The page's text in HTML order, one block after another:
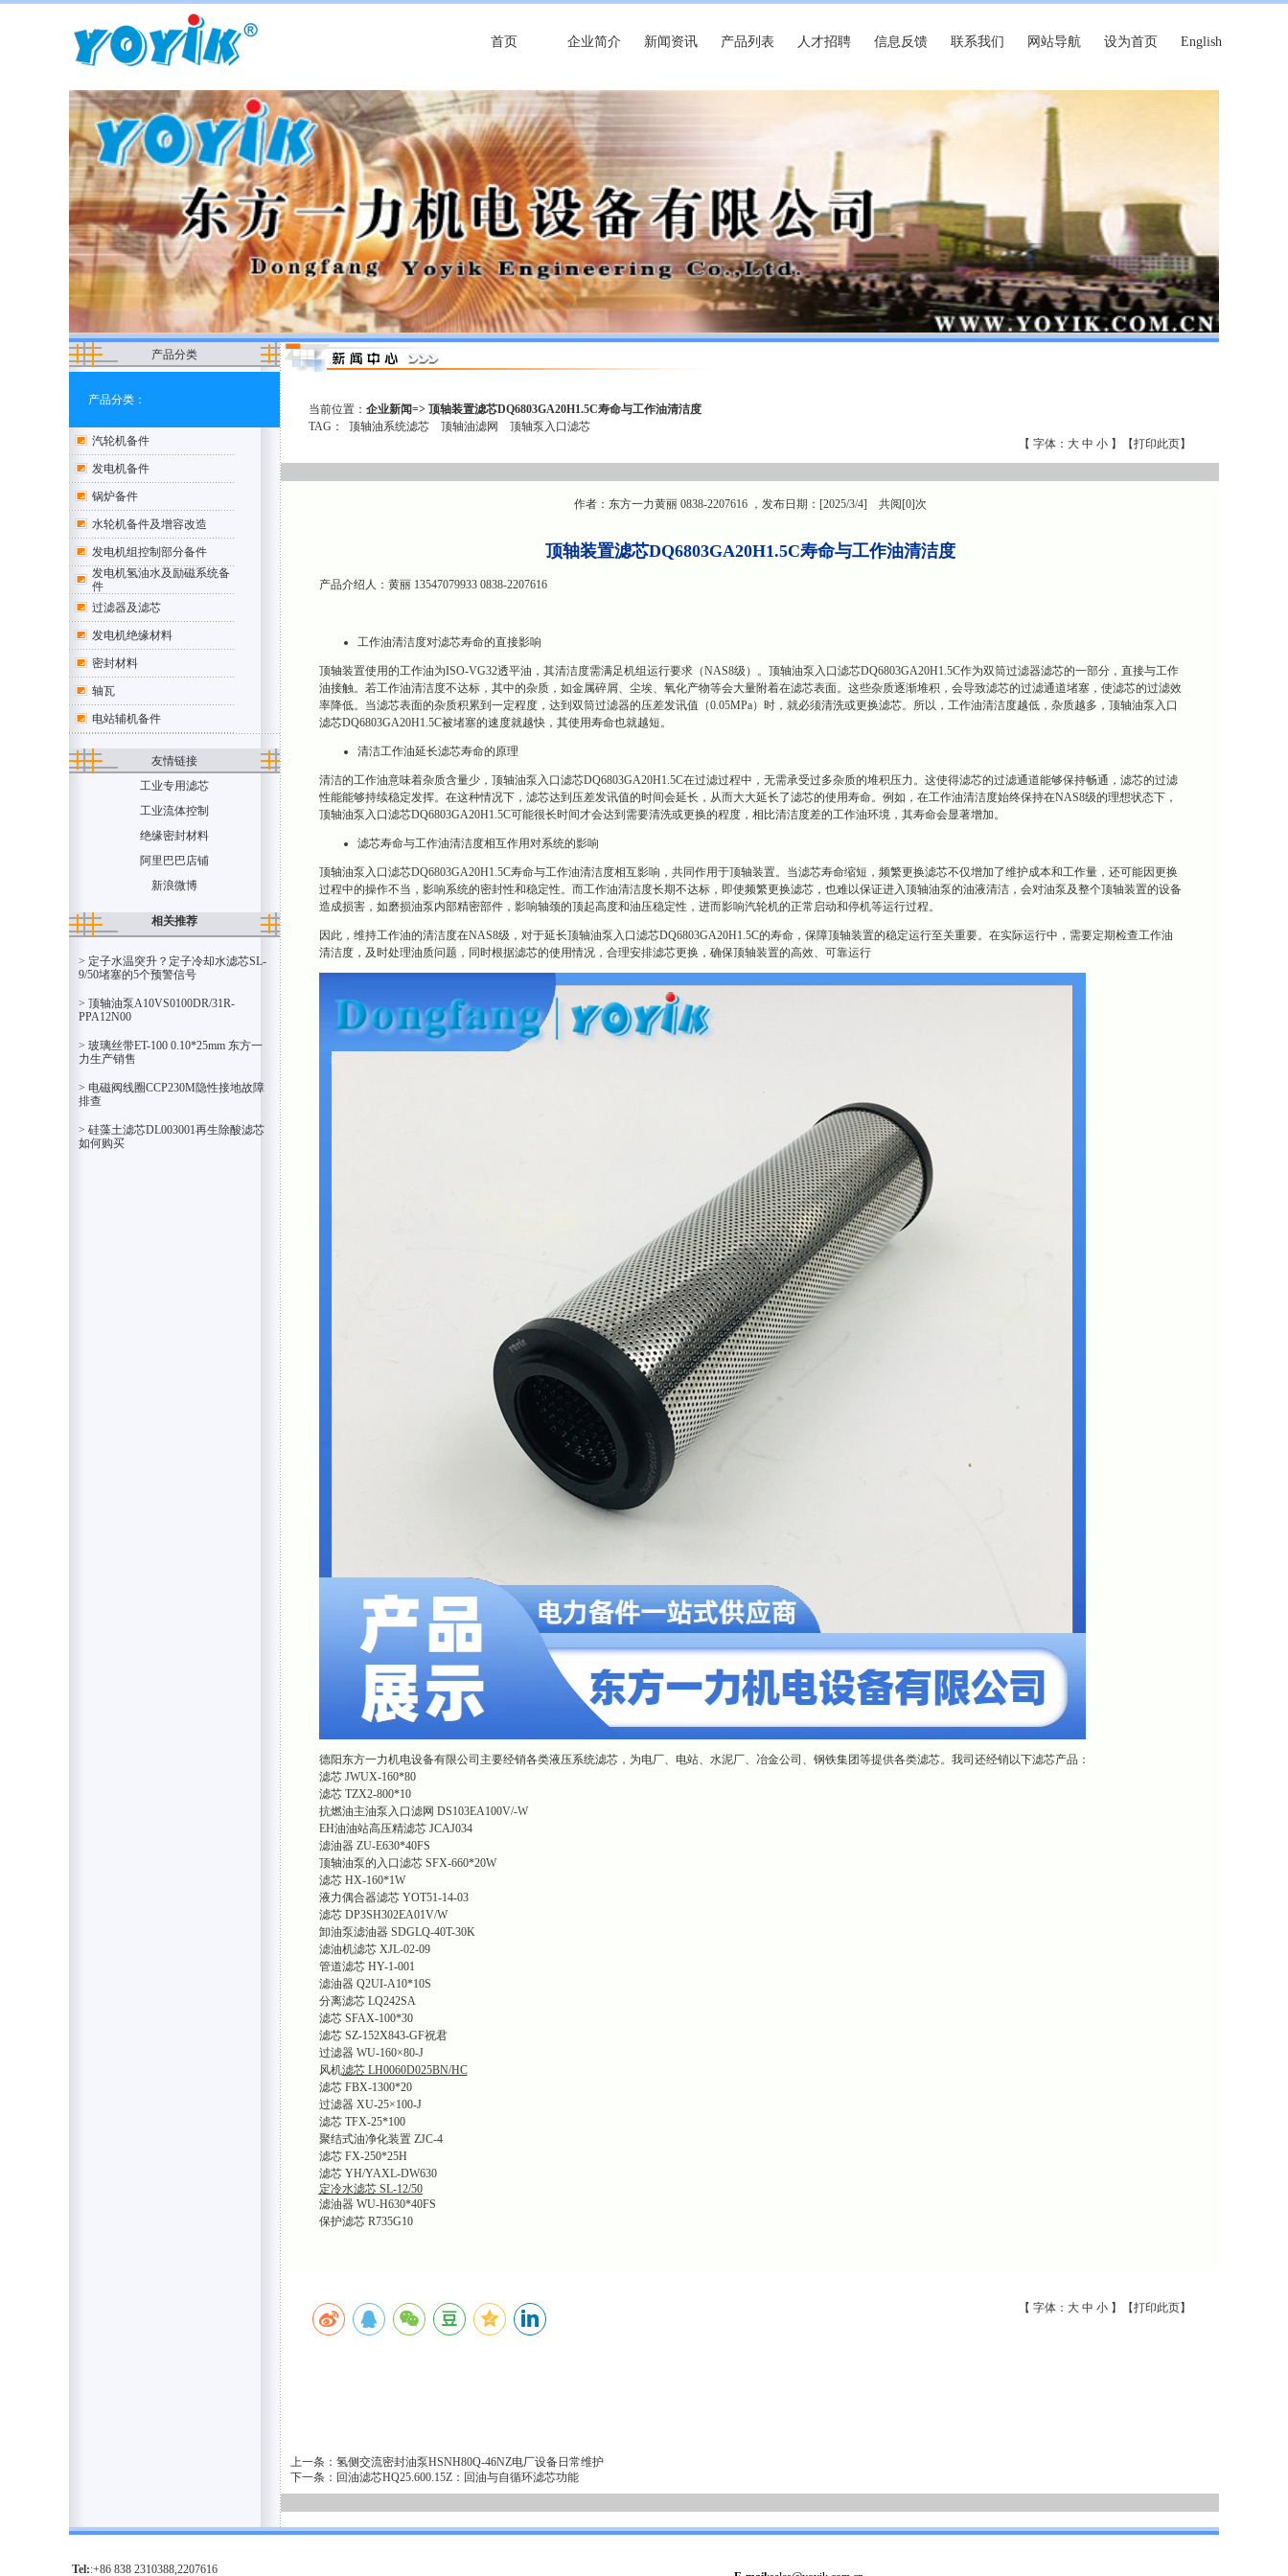
首页 企业简介 新闻资讯 产品列表 人才招聘 信息反馈 联系我们 网站导航 设为首页 English
产品分类
产品分类：
汽轮机备件
发电机备件
锅炉备件
水轮机备件及增容改造
发电机组控制部分备件
发电机氢油水及励磁系统备
件
过滤器及滤芯
发电机绝缘材料
密封材料
轴瓦
电站辅机备件
友情链接
工业专用滤芯
工业流体控制
绝缘密封材料
阿里巴巴店铺
新浪微博
相关推荐
> 定子水温突升？定子冷却水滤芯SL-
9/50堵塞的5个预警信号
> 顶轴油泵A10VS0100DR/31R-
PPA12N00
> 玻璃丝带ET-100 0.10*25mm 东方一
力生产销售
> 电磁阀线圈CCP230M隐性接地故障
排查
> 硅藻土滤芯DL003001再生除酸滤芯
如何购买
当前位置：企业新闻=> 顶轴装置滤芯DQ6803GA20H1.5C寿命与工作油清洁度
TAG：顶轴油系统滤芯 顶轴油滤网
顶轴泵入口滤芯
【 字体： 大 中 小】【打印此页】
作者：东方一力黄丽 0838-2207616 ，发布日期：[2025/3/4] 共阅[0]次
顶轴装置滤芯DQ6803GA20H1.5C寿命与工作油清洁度
产品介绍人：黄丽 13547079933 0838-2207616
工作油清洁度对滤芯寿命的直接影响
顶轴装置使用的工作油为ISO-VG32透平油，其清洁度需满足机组运行要求（NAS8级）。顶轴油泵入口滤芯DQ6803GA20H1.5C作为双筒过滤器滤芯的一部分，直接与工作
油接触。若工作油清洁度不达标，其中的杂质，如金属碎屑、尘埃、氧化产物等会大量附着在滤芯表面。这些杂质逐渐堆积，会导致滤芯的过滤通道堵塞，使滤芯的过滤效
率降低。当滤芯表面的杂质积累到一定程度，达到双筒过滤器的压差发讯值（0.05MPa）时，就必须清洗或更换滤芯。所以，工作油清洁度越低，杂质越多，顶轴油泵入口
滤芯DQ6803GA20H1.5C被堵塞的速度就越快，其使用寿命也就越短。
清洁工作油延长滤芯寿命的原理
清洁的工作油意味着杂质含量少，顶轴油泵入口滤芯DQ6803GA20H1.5C在过滤过程中，无需承受过多杂质的堆积压力。这使得滤芯的过滤通道能够保持畅通，滤芯的过滤
性能能够持续稳定发挥。在这种情况下，滤芯达到压差发讯值的时间会延长，从而大大延长了滤芯的使用寿命。例如，在工作油清洁度始终保持在NAS8级的理想状态下，
顶轴油泵入口滤芯DQ6803GA20H1.5C可能很长时间才会达到需要清洗或更换的程度，相比清洁度差的工作油环境，其寿命会显著增加。
滤芯寿命与工作油清洁度相互作用对系统的影响
顶轴油泵入口滤芯DQ6803GA20H1.5C寿命与工作油清洁度相互影响，共同作用于顶轴装置。当滤芯寿命缩短，频繁更换滤芯不仅增加了维护成本和工作量，还可能因更换
过程中的操作不当，影响系统的密封性和稳定性。而工作油清洁度长期不达标，即使频繁更换滤芯，也难以保证进入顶轴油泵的油液清洁，会对油泵及整个顶轴装置的设备
造成损害，如磨损油泵内部精密部件，影响轴颈的顶起高度和油压稳定性，进而影响汽轮机的正常启动和停机等运行过程。
因此，维持工作油的清洁度在NAS8级，对于延长顶轴油泵入口滤芯DQ6803GA20H1.5C的寿命，保障顶轴装置的稳定运行至关重要。在实际运行中，需要定期检查工作油
清洁度，及时处理油质问题，同时根据滤芯的使用情况，合理安排滤芯更换，确保顶轴装置的高效、可靠运行
德阳东方一力机电设备有限公司主要经销各类液压系统滤芯，为电厂、电站、水泥厂、冶金公司、钢铁集团等提供各类滤芯。我司还经销以下滤芯产品：
滤芯 JWUX-160*80
滤芯 TZX2-800*10
抗燃油主油泵入口滤网 DS103EA100V/-W
EH油油站高压精滤芯 JCAJ034
滤油器 ZU-E630*40FS
顶轴油泵的入口滤芯 SFX-660*20W
滤芯 HX-160*1W
液力偶合器滤芯 YOT51-14-03
滤芯 DP3SH302EA01V/W
卸油泵滤油器 SDGLQ-40T-30K
滤油机滤芯 XJL-02-09
管道滤芯 HY-1-001
滤油器 Q2UI-A10*10S
分离滤芯 LQ242SA
滤芯 SFAX-100*30
滤芯 SZ-152X843-GF祝君
过滤器 WU-160×80-J
风机滤芯 LH0060D025BN/HC
滤芯 FBX-1300*20
过滤器 XU-25×100-J
滤芯 TFX-25*100
聚结式油净化装置 ZJC-4
滤芯 FX-250*25H
滤芯 YH/YAXL-DW630
定冷水滤芯 SL-12/50
滤油器 WU-H630*40FS
保护滤芯 R735G10
【 字体： 大 中 小】【打印此页】
上一条：氢侧交流密封油泵HSNH80Q-46NZ电厂设备日常维护
下一条：回油滤芯HQ25.600.15Z：回油与自循环滤芯功能
Tel::+86 838 2310388,2207616